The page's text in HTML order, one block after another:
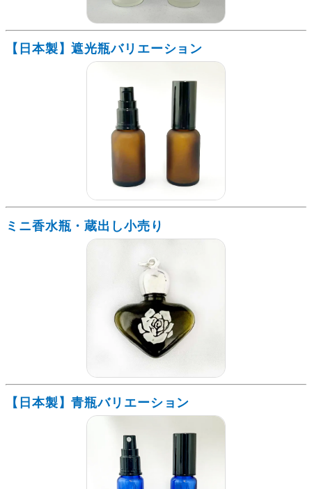
【日本製】遮光瓶バリエーション
ミニ香水瓶・蔵出し小売り
【日本製】青瓶バリエーション